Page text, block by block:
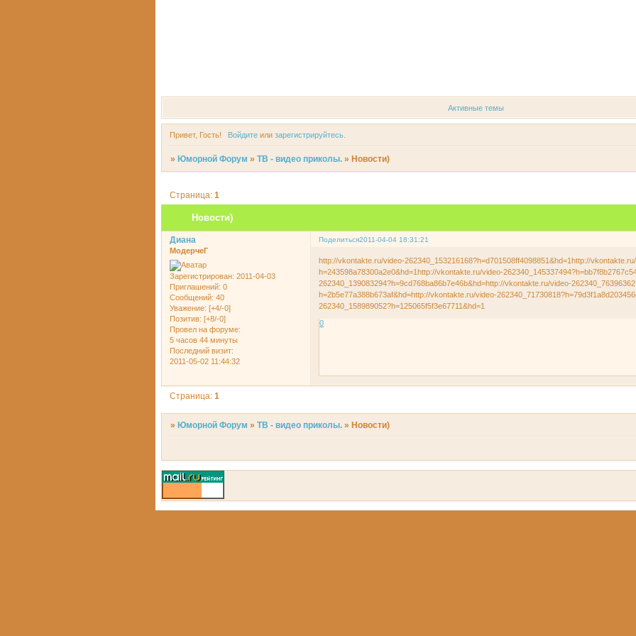
Активные темы
Привет, Гость! Войдитеили зарегистрируйтесь.
» Юморной Форум »ТВ - видео приколы. » Новости)
Новости)
Страница:1
Поделиться2011-04-04 18:31:21
Диана
МодерчеГ
Зарегистрирован: 2011-04-03
Приглашений: 0
Сообщений: 40
Уважение: [+4/-0]
Позитив: [+8/-0]
Провел на форуме:
5 часов 44 минуты
Последний визит:
2011-05-02 11:44:32
http://vkontakte.ru/video-262340_153216168?h=d701508ff4098851&hd=1http://
h=243598a78300a2e0&hd=1http://vkontakte.ru/video-
262340_139083294?h=9cd768ba86b7e46b&hd=http://vkontakte.ru/video-
h=2b5e77a388b673af&hd=http://vkontakte.ru/video-
262340_158989052?h=125065f5f3e67711&hd=1
0
Страница:1
» Юморной Форум »ТВ - видео приколы. » Новости)